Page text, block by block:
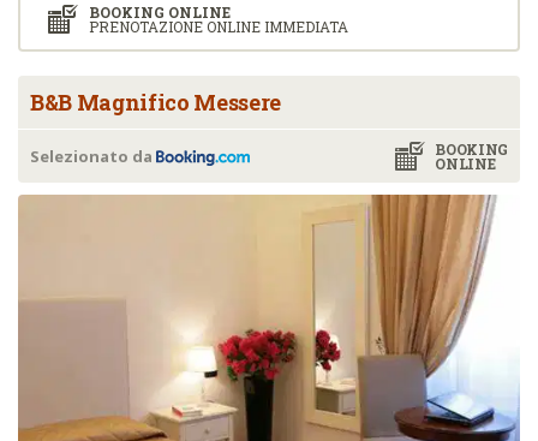
BOOKING ONLINE
PRENOTAZIONE ONLINE IMMEDIATA
B&B Magnifico Messere
BOOKING
ONLINE
Selezionato da